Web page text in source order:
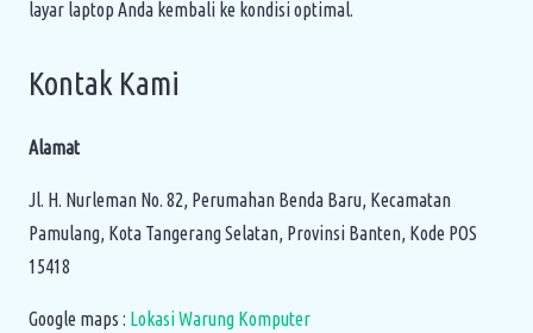
layar laptop Anda kembali ke kondisi optimal.
Kontak Kami
Alamat
Jl. H. Nurleman No. 82, Perumahan Benda Baru, Kecamatan
Pamulang, Kota Tangerang Selatan, Provinsi Banten, Kode POS
15418
Google maps : Lokasi Warung Komputer